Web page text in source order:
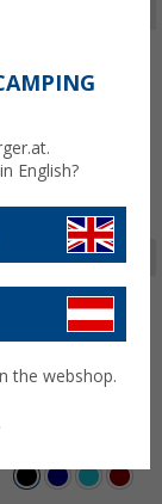
Hier gibt's
Jetzt mehr über
erfahren...
Seite 1 von 13
English?
the webshop.